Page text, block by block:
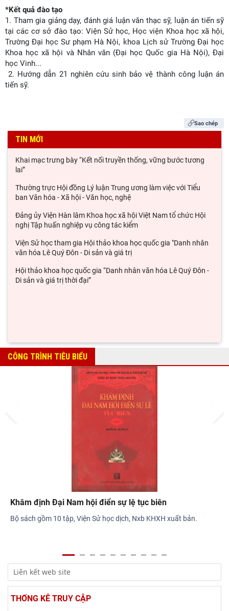
*Kết quả đào tạo
1. Tham gia giảng dạy, đánh giá luận văn thạc sỹ, luận án tiến sỹ
tại các cơ sở đào tạo: Viện Sử học, Học viện Khoa học xã hội,
Trường Đại học Sư phạm Hà Nội, khoa Lịch sử Trường Đại học
Khoa học xã hội và Nhân văn (Đại học Quốc gia Hà Nội), Đại
học Vinh...
2. Hướng dẫn 21 nghiên cứu sinh bảo vệ thành công luận án
tiến sỹ.
Sao chép
TIN MỚI
Đoàn cán bộ Viện Sử học tham gia Hội nghị tập huấn chuyên
môn nghiệp vụ năm 2026 của Viện Hàn lâm
QUAN ĐIỂM CỦA CHỦ TỊCH HỒ CHÍ MINH VỀ LỢI ÍCH,
NGUYÊN TẮC, BẢN CHẤT, CÁCH THỨC TỔ CHỨC VÀ QUẢN LÝ
ĐÓNG GÓP CỦA ĐỒNG CHÍ HUỲNH TẤN PHÁT TRÊN CƯƠNG
VỊ CHỦ TỊCH CHÍNH PHỦ CÁCH MẠNG LÂM THỜI CỘNG
Chủ tịch Viện Hàn lâm Khoa học xã hội Việt Nam thăm và làm
việc tại Viện Khoa học Kinh tế và Xã hội
Lễ ký kết Thỏa thuận hợp tác giữa Viện Hàn lâm Khoa học xã
hội Việt Nam và Tỉnh ủy Cao Bằng
Đảng ủy Viện Hàn lâm Khoa học xã hội Việt Nam tổ chức Hội
Viện Sử học tham gia Hội thảo khoa học quốc gia "Danh nhân
văn hóa Lê Quý Đôn - Di sản và giá trị
Hội thảo khoa học quốc gia “Danh nhân văn hóa Lê Quý Đôn -
CÔNG TRÌNH TIÊU BIỂU
Đại Nam nhất thống chí
Đại Nam nhất thống chí đời Tự Đức là bộ sách địa lý học Việt Nam
THỐNG KÊ TRUY CẬP